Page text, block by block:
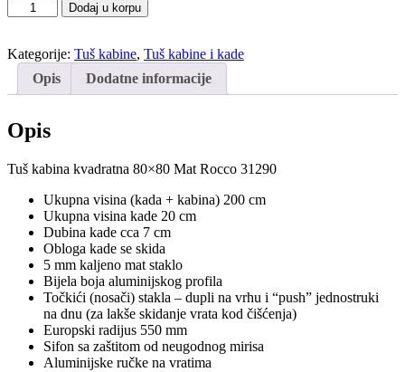
kabina
kadom
kvadratna
80x80
Rocco
količina
Dodaj u korpu
Kategorije: Tuš kabine, Tuš kabine i kade
Opis
Dodatne informacije
Opis
Tuš kabina kvadratna 80×80 Mat Rocco 31290
Ukupna visina (kada + kabina) 200 cm
Ukupna visina kade 20 cm
Dubina kade cca 7 cm
Obloga kade se skida
5 mm kaljeno mat staklo
Bijela boja aluminijskog profila
Točkići (nosači) stakla – dupli na vrhu i “push” jednostruki
na dnu (za lakše skidanje vrata kod čišćenja)
Europski radijus 550 mm
Sifon sa zaštitom od neugodnog mirisa
Aluminijske ručke na vratima